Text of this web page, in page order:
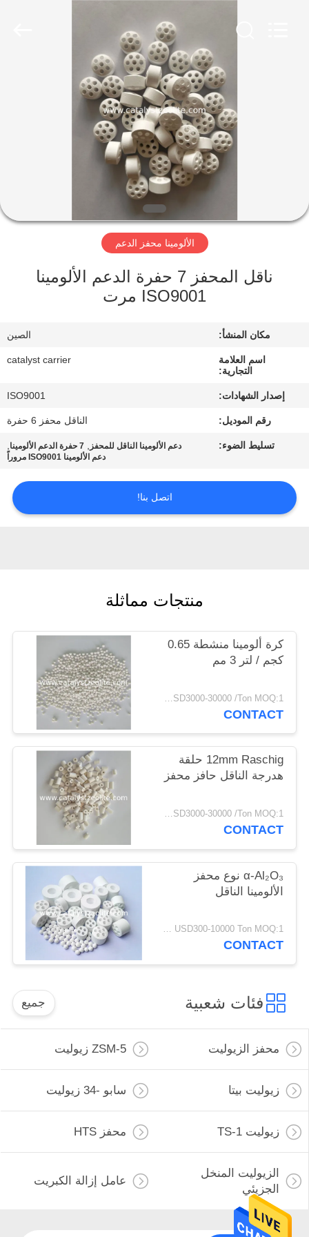
جولة
المعمل
جودة
اتصل
أخبار
حالات
POLICY
الألومينا محفز الدعم
ناقل المحفز 7 حفرة الدعم الألومينا
ISO9001 مرت
مكان المنشأ: الصين
اسم العلامة
التجارية:
catalyst carrier
إصدار الشهادات: ISO9001
رقم الموديل: الناقل محفز 6 حفرة
تسليط الضوء: دعم الألومينا الناقل للمحفز , 7 حفرة الدعم الألومينا ,
دعم الألومينا ISO9001 مروراً
اتصل بنا!
منتجات مماثلة
كرة ألومينا منشطة 0.65
كجم / لتر 3 مم
USD3000-30000 /Ton MOQ:1 كغم
CONTACT
12mm Raschig حلقة
هدرجة الناقل حافز محفز
USD3000-30000 /Ton MOQ:1 كغم
CONTACT
α-Al₂O₃ نوع محفز
الألومينا الناقل
USD300-10000 Ton MOQ:1 كغم
CONTACT
فئات شعبية جميع
محفز الزيوليت ZSM-5 زيوليت
زيوليت بيتا سابو -34 زيوليت
زيوليت TS-1 محفز HTS
الزيوليت المنخل
الجزيئي
عامل إزالة الكبريت